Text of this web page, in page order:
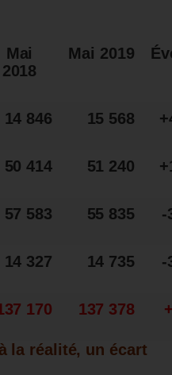
Mai
2018
Mai 2019
14 846 15 568
50 414 51 240
57 583 55 835 -
14 327 14 735 -
170 137 378
la réalité, un écart